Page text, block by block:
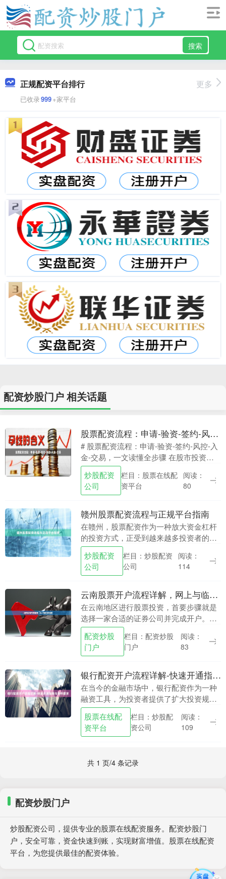
搜索
正规配资平台排行
已收录999+家平台
更多
配资炒股门户 相关话题
股票配资流程：申请-验资-签约-风控-入金-交易
# 股票配资流程：申请-验资-签约-风控-入
金-交易，一文读懂全步骤 在股市投资
中，股票配资是一种常见的杠杆工具，能
够帮助投资者放大资金、提高收益。然
而，对于初....
炒股配资
公司
栏目：股票在线配
资平台
阅读：
80
赣州股票配资流程与正规平台指南
在赣州，股票配资作为一种放大资金杠杆
的投资方式，正受到越来越多投资者的关
注。然而炒股配资公司，面对市场上众多
的配资渠道，如何选择正规平台并掌握正
确的操作流程，成....
炒股配资
公司
栏目：炒股配资
公司
阅读：
114
云南股票开户流程详解，网上与临柜办理指南
在云南地区进行股票投资，首要步骤就是
选择一家合适的证券公司并完成开户。随
着金融科技的发展，如今投资者既可以选
择传统的临柜办理配资炒股门户，也能通
过便捷的网上渠道....
配资炒股
门户
栏目：配资炒股
门户
阅读：
83
银行配资开户流程详解-快速开通指南与条件要求
在当今的金融市场中，银行配资作为一种
融资工具，为投资者提供了扩大投资规模
的机会。然而，许多投资者对于银行配资
的开户流程和条件要求并不十分清楚。本
文将为您详细解析....
股票在线配
资平台
栏目：炒股配
资公司
阅读：
109
共 1 页/4 条记录
配资炒股门户
炒股配资公司，提供专业的股票在线配资服务。配资炒股门
户，安全可靠，资金快速到账，实现财富增值。股票在线配资
平台，为您提供最佳的配资体验。